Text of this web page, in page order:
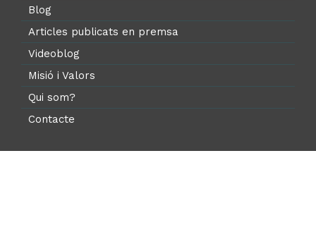
Blog
Articles publicats en premsa
Videoblog
Misió i Valors
Qui som?
Contacte